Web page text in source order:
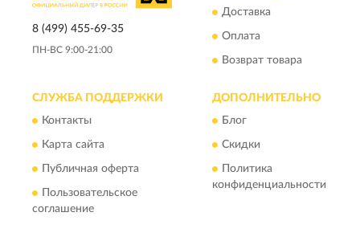
8 (499) 455-69-35
ПН-ВС 9:00-21:00
Доставка
Оплата
Возврат товара
СЛУЖБА ПОДДЕРЖКИ
Контакты
Карта сайта
Публичная оферта
Пользовательское
соглашение
ДОПОЛНИТЕЛЬНО
Блог
Скидки
Политика
конфиденциальности